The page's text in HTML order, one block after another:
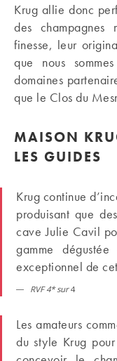
Krug allie donc
des champagnes
finesse, leur
que nous
domaines
que le Clos du
MAISON
LES GUIDES
Krug continue
produisant que
cave Julie Cavil
gamme
exceptionnel de
RVF 4* sur4
Les amateurs
du style Krug